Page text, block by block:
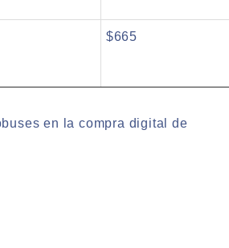
$665
en la compra digital de